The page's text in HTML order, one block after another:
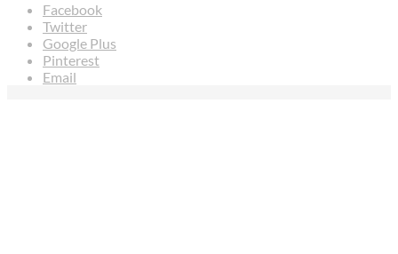
Facebook
Twitter
Google Plus
Pinterest
Email